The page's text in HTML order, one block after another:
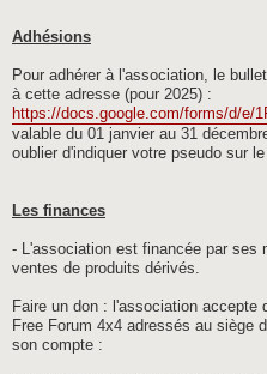
Adhésions
Pour adhérer à l'association, le
à cette adresse (pour 2025) :
https://docs.google.com/forms/d/e/
valable du 01 janvier au 31
oublier d'indiquer votre pseudo sur
Les finances
- L'association est financée par ses
ventes de produits dérivés.
Faire un don : l'association accepte
Free Forum 4x4 adressés au siège
son compte :